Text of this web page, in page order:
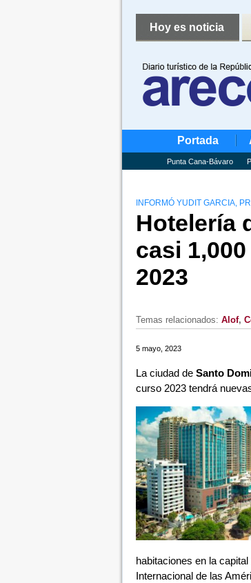
Hoy es noticia
Portada
Punta Cana-Bávaro
INFORMÓ YUDIT GARCIA,
Hotelería
casi
2023
Temas relacionados: Alof,
5 mayo, 2023
La ciudad de Santo
curso 2023 tendrá
habitaciones en la
Internacional de las